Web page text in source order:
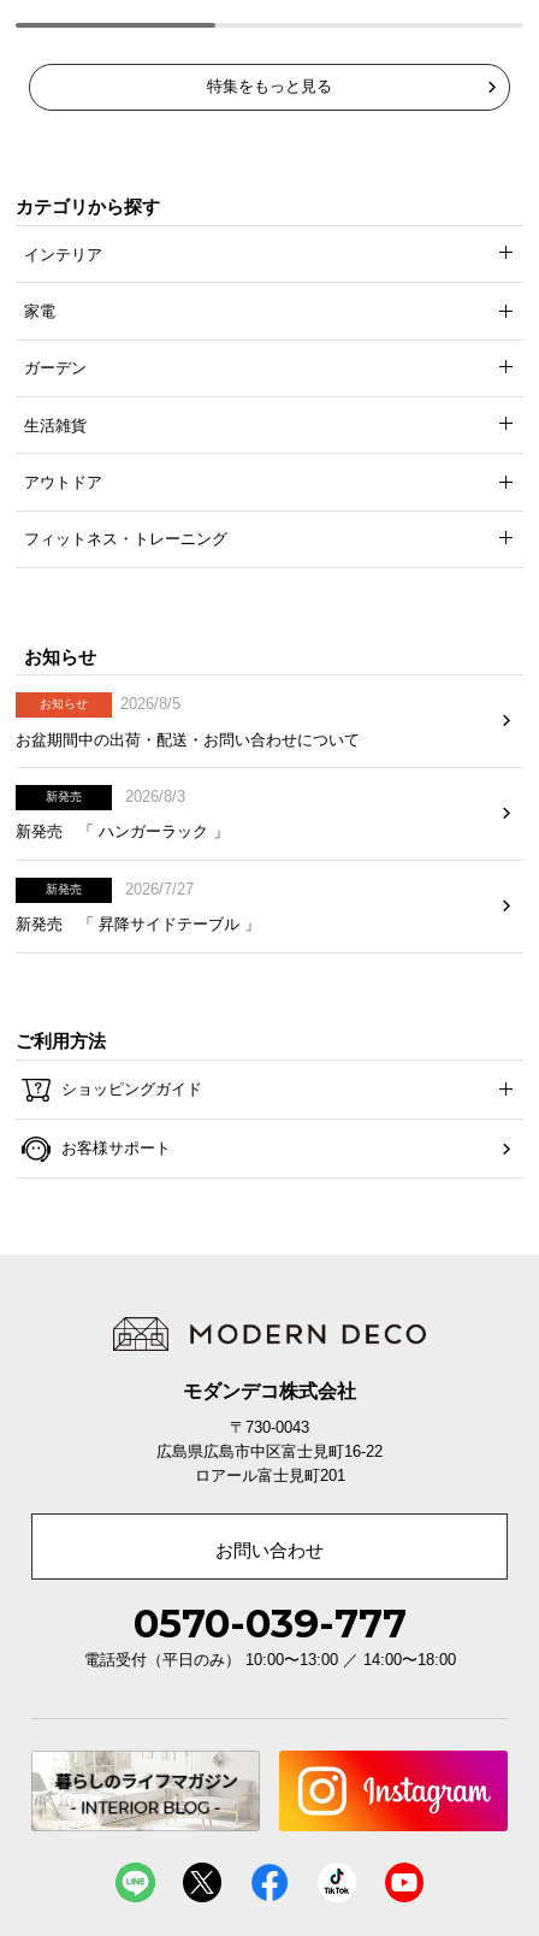
強度に優れたスチール製フレーム
デザインのアクセントともなる背面の補強用クロス
バーが、デスクのグラつきを抑え安定性を高めま
す。
ガタつき防止のアジャスター
ナチュラルオーク NATURAL OAK
特集をもっと見る
カテゴリから探す
インテリア
家電
ガーデン
生活雑貨
アウトドア
フィットネス・トレーニング
お知らせ
お知らせ
2026/8/5
お盆期間中の出荷・配送・お問い合わせについて
新発売
2026/8/3
新発売 「 ハンガーラック 」
新発売
2026/7/27
新発売 「 昇降サイドテーブル 」
ご利用方法
ショッピングガイド
お客様サポート
モダンデコ株式会社
〒730-0043
広島県広島市中区富士見町16-22
ロアール富士見町201
お問い合わせ
0570-039-777
電話受付（平日のみ） 10:00〜13:00 ／ 14:00〜18:00